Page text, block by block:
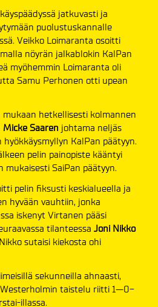
jatkuvasti ja
puolustuskannalle
Veikko Loimaranta osoitti
nöyrän jalkablokin KalPan
myöhemmin Loimaranta oli
Samu Perhonen otti upean
mukaan hetkellisesti kolmannen
Micke Saaren johtama neljäs
KalPan päätyyn.
pelin painopiste kääntyi
mukaisesti SaiPan päätyyn.
pelin fiksusti keskialueella ja
hyvään vauhtiin, jonka
iskenyt Virtanen pääsi
tilanteessa Joni Nikko
sutaisi kiekosta ohi
sekunneilla ahnaasti,
taistelu riitti 1—0-
illassa.